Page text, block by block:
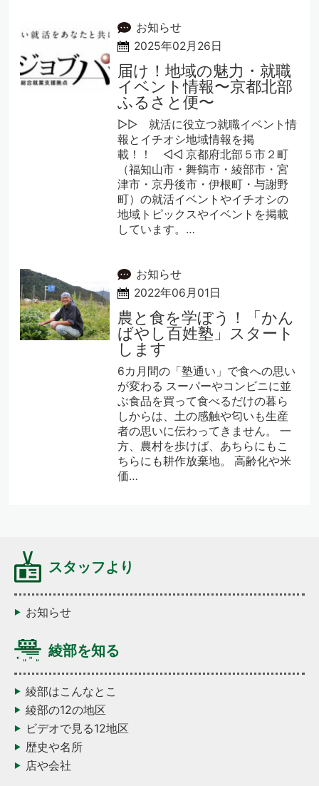
お知らせ
2025年02月26日
届け！地域の魅力・就職
イベント情報〜京都北部
ふるさと便〜
▷▷ 就活に役立つ就職イベント情
報とイチオシ地域情報を掲
載！！ ◁◁ 京都府北部５市２町
（福知山市・舞鶴市・綾部市・宮
津市・京丹後市・伊根町・与謝野
町）の就活イベントやイチオシの
地域トピックスやイベントを掲載
しています。…
お知らせ
2022年06月01日
農と食を学ぼう！「かん
ばやし百姓塾」スタート
します
6カ月間の「塾通い」で食への思い
が変わる スーパーやコンビニに並
ぶ食品を買って食べるだけの暮ら
しからは、土の感触や匂いも生産
者の思いに伝わってきません。 一
方、農村を歩けば、あちらにもこ
ちらにも耕作放棄地。 高齢化や米
価…
スタッフより
お知らせ
綾部を知る
綾部はこんなとこ
綾部の12の地区
ビデオで見る12地区
歴史や名所
店や会社